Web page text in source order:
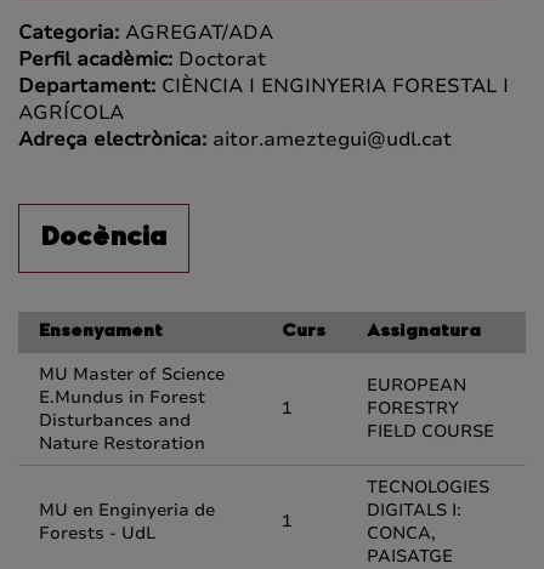
Categoria: AGREGAT/ADA
Perfil acadèmic: Doctorat
Departament: CIÈNCIA I ENGINYERIA FORESTAL I
AGRÍCOLA
Adreça electrònica: aitor.ameztegui@udl.cat
Docència
Ensenyament Curs Assignatura
MU Master of Science
E.Mundus in Forest
Disturbances and
Nature Restoration
1
EUROPEAN
FORESTRY
FIELD COURSE
MU en Enginyeria de
Forests - UdL
1
TECNOLOGIES
DIGITALS I:
CONCA,
PAISATGE